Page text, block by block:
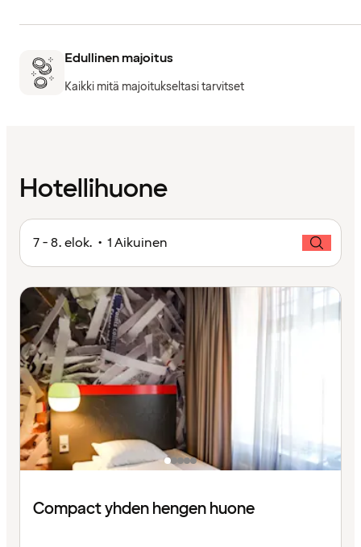
Edullinen majoitus
Kaikki mitä majoitukseltasi tarvitset
Hotellihuone
7 - 8. elok. • 1 Aikuinen
Compact yhden hengen huone